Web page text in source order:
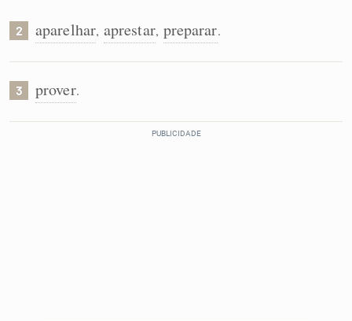
Conexões
2 aparelhar, aprestar, preparar.
3 prover.